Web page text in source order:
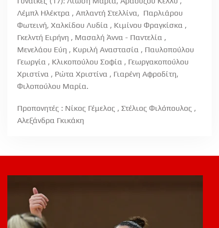
Λέμπλ Ηλέκτρα , Απλαντή Στελλίνα, Παρλιάρου
Φωτεινή, Χαλκίδου Λυδία , Κιμίνου Φραγκίσκα ,
Γκελντή Ειρήνη , Μασαλή Άννα - Παντελία ,
Μενελάου Εύη , Κυριλή Αναστασία , Παυλοπούλου
Γεωργία , Κλικοπούλου Σοφία , Γεωργακοπούλου
Χριστίνα , Ρώτα Χριστίνα , Γιαρένη Αφροδίτη,
Φιλοπούλου Μαρία.
Προπονητές : Νίκος Γέμελος , Στέλιος Φιλόπουλος ,
Αλεξάνδρα Γκικάκη